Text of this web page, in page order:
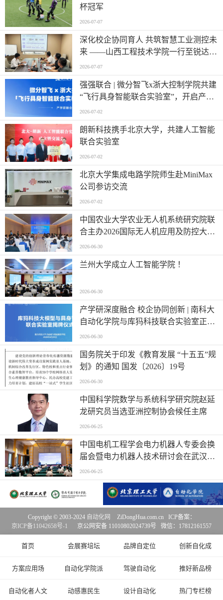
杯冠军
2026-07-07
深化校企协同育人 共筑智慧工业测控未
来 ——山西工程技术学院一行至锐达工
业集团参观调研
2026-07-07
强强联合 | 微分智飞x浙大控制学院共建
“飞行具身智能联合实验室”，开启产学
研深度融合新篇章
2026-07-02
朗新科技携手北京大学，共建人工智能
联合实验室
2026-07-02
北京大学集成电路学院师生赴MiniMax
公司参访交流
2026-07-02
中国农业大学农业无人机系统研究院联
合主办2026国际无人机应用及防控大会
第六届农业无人机应用交流会
2026-06-30
兰州大学成立人工智能学院 ！
2026-06-30
产学研深度融合 校企协同创新 | 南科大
自动化学院与库犸科技联合实验室正式
揭牌
2026-06-30
国务院关于印发《教育发展 “十五五”规
划》的通知 国发〔2026〕19号
2026-06-30
中国科学院数学与系统科学研究院赵延
龙研究员当选亚洲控制协会候任主席
2026-06-25
中国电机工程学会电力机器人专委会换
届会暨电力机器人技术研讨会在武汉举
行
2026-06-25
首页 会展赛培坛 品牌自定位 创新自化成
方案应用场 自动化学院派 驾驶自动化 推好新品榜
自动化者人文 动感惠民生 设计自动化 热门专栏榜
Copyright © 2003-2024 自动化网
ZiDongHua.com.cn ICP备案：
京ICP备11042658号-1
京公网安备 11010802024739号 微信：17812161557